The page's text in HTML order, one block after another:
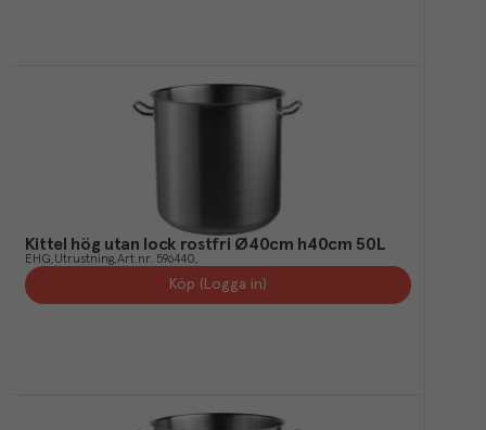
Kittel hög utan lock rostfri Ø40cm h40cm 50L
EHG Utrustning Art.nr. 596440
Köp (Logga in)